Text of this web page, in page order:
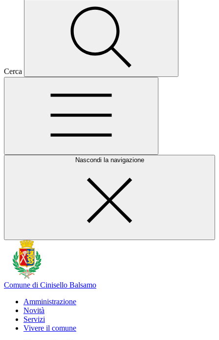
Cerca
Nascondi la navigazione
Comune di Cinisello Balsamo
Amministrazione
Novità
Servizi
Vivere il comune